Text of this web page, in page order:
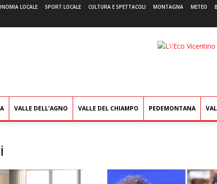
LOCALE SPORT LOCALE CULTURA E SPETTACOLI MONTAGNA METEO
L'Eco
VALLE DELL’AGNO VALLE DEL CHIAMPO PEDEMONTANA